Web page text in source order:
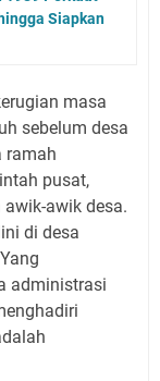
Siapkan
masa
sebelum desa
ramah
pusat,
awik desa.
di desa
administrasi